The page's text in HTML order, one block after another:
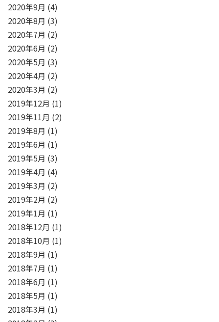
2020年9月 (4)
2020年8月 (3)
2020年7月 (2)
2020年6月 (2)
2020年5月 (3)
2020年4月 (2)
2020年3月 (2)
2019年12月 (1)
2019年11月 (2)
2019年8月 (1)
2019年6月 (1)
2019年5月 (3)
2019年4月 (4)
2019年3月 (2)
2019年2月 (2)
2019年1月 (1)
2018年12月 (1)
2018年10月 (1)
2018年9月 (1)
2018年7月 (1)
2018年6月 (1)
2018年5月 (1)
2018年3月 (1)